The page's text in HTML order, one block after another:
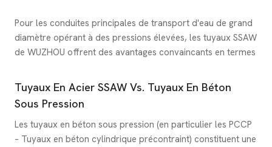
Pour les conduites principales de transport d'eau de grand
diamètre opérant à des pressions élevées, les tuyaux SSAW
de WUZHOU offrent des avantages convaincants en termes
Tuyaux En Acier SSAW Vs. Tuyaux En Béton
Sous Pression
Les tuyaux en béton sous pression (en particulier les PCCP
– Tuyaux en béton cylindrique précontraint) constituent une